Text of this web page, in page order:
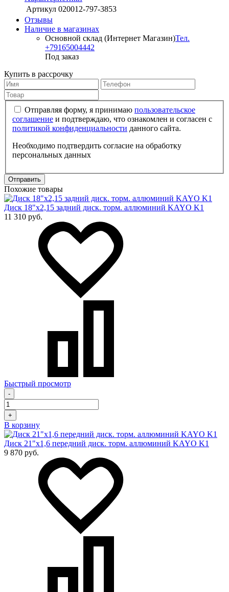
Артикул 020012-797-3853
Отзывы
Наличие в магазинах
Основной склад (Интернет Магазин)Тел.
+79165004442
Под заказ
Купить в рассрочку
Отправляя форму, я принимаю пользовательское
соглашение и подтверждаю, что ознакомлен и согласен с
политикой конфиденциальности данного сайта.
Необходимо подтвердить согласие на обработку
персональных данных
Отправить
Похожие товары
Диск 18"х2,15 задний диск. торм. аллюминий KAYO K1
11 310 руб.
Быстрый просмотр
-
+
В корзину
Диск 21"х1,6 передний диск. торм. аллюминий KAYO K1
9 870 руб.